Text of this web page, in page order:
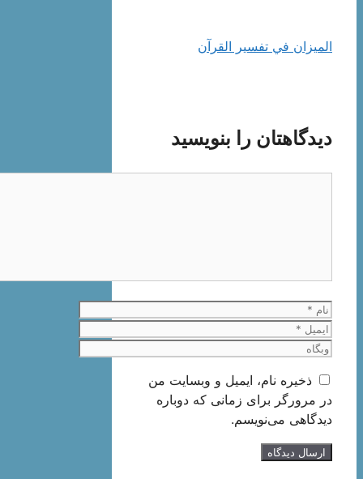
الميزان في تفسير القرآن
دیدگاهتان را بنویسید
نام
ایمیل
وبگاه
ذخیره نام، ایمیل و وبسایت من
در مرورگر برای زمانی که دوباره
دیدگاهی می‌نویسم.